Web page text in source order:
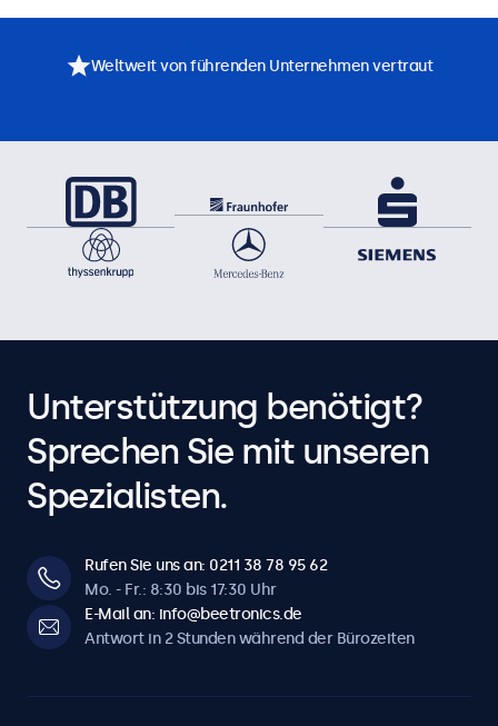
Weltweit von führenden Unternehmen vertraut
Unterstützung benötigt?
Sprechen Sie mit unseren
Spezialisten.
Rufen Sie uns an: 0211 38 78 95 62
Mo. - Fr.: 8:30 bis 17:30 Uhr
E-Mail an: info@beetronics.de
Antwort in 2 Stunden während der Bürozeiten